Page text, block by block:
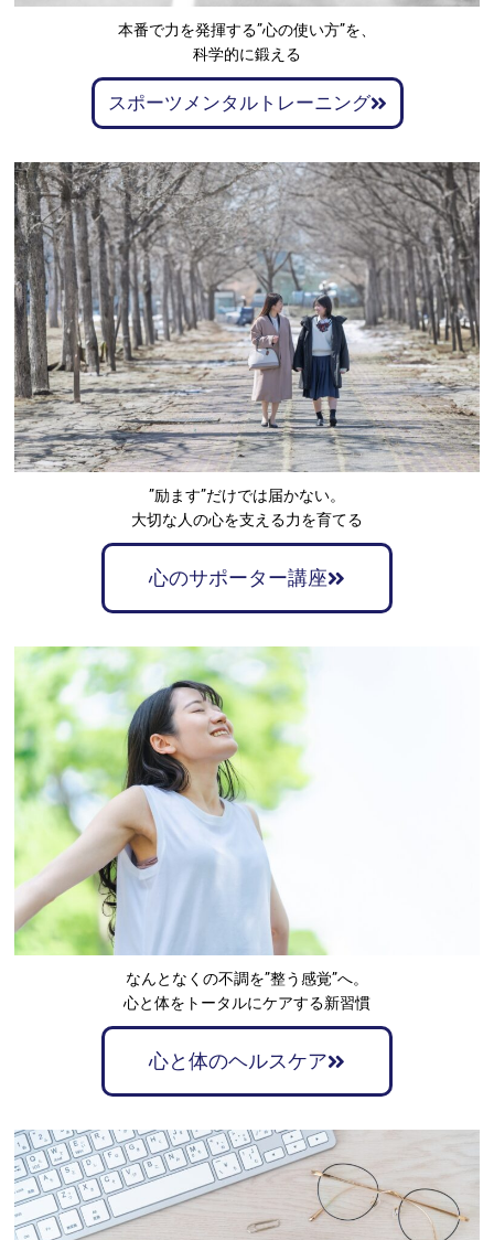
本番で力を発揮する”心の使い方”を、
科学的に鍛える
スポーツメンタルトレーニング
”励ます”だけでは届かない。
大切な人の心を支える力を育てる
心のサポーター講座
なんとなくの不調を”整う感覚”へ。
心と体をトータルにケアする新習慣
心と体のヘルスケア